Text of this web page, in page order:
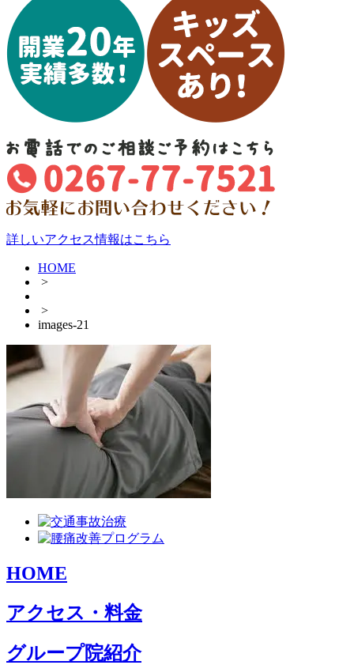
詳しいアクセス情報はこちら
HOME
>
>
images-21
HOME
アクセス・料金
グループ院紹介